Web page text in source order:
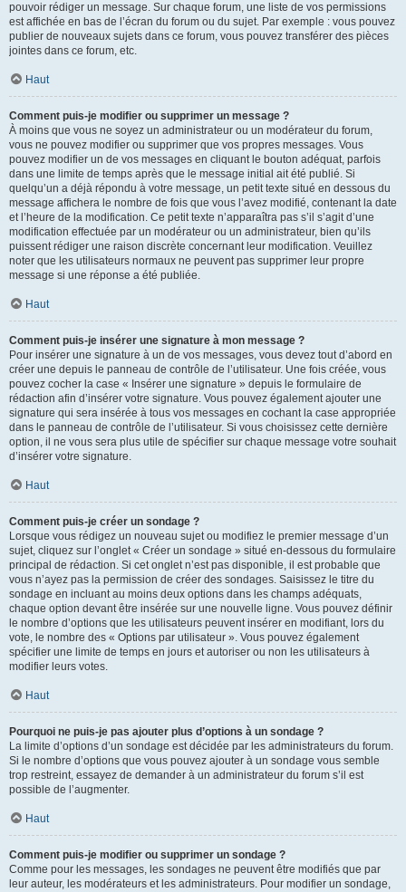
pouvoir rédiger un message. Sur chaque forum, une liste de vos permissions
est affichée en bas de l’écran du forum ou du sujet. Par exemple : vous pouvez
publier de nouveaux sujets dans ce forum, vous pouvez transférer des pièces
jointes dans ce forum, etc.
Haut
Comment puis-je modifier ou supprimer un message ?
À moins que vous ne soyez un administrateur ou un modérateur du forum,
vous ne pouvez modifier ou supprimer que vos propres messages. Vous
pouvez modifier un de vos messages en cliquant le bouton adéquat, parfois
dans une limite de temps après que le message initial ait été publié. Si
quelqu’un a déjà répondu à votre message, un petit texte situé en dessous du
message affichera le nombre de fois que vous l’avez modifié, contenant la date
et l’heure de la modification. Ce petit texte n’apparaîtra pas s’il s’agit d’une
modification effectuée par un modérateur ou un administrateur, bien qu’ils
puissent rédiger une raison discrète concernant leur modification. Veuillez
noter que les utilisateurs normaux ne peuvent pas supprimer leur propre
message si une réponse a été publiée.
Haut
Comment puis-je insérer une signature à mon message ?
Pour insérer une signature à un de vos messages, vous devez tout d’abord en
créer une depuis le panneau de contrôle de l’utilisateur. Une fois créée, vous
pouvez cocher la case « Insérer une signature » depuis le formulaire de
rédaction afin d’insérer votre signature. Vous pouvez également ajouter une
signature qui sera insérée à tous vos messages en cochant la case appropriée
dans le panneau de contrôle de l’utilisateur. Si vous choisissez cette dernière
option, il ne vous sera plus utile de spécifier sur chaque message votre souhait
d’insérer votre signature.
Haut
Comment puis-je créer un sondage ?
Lorsque vous rédigez un nouveau sujet ou modifiez le premier message d’un
sujet, cliquez sur l’onglet « Créer un sondage » situé en-dessous du formulaire
principal de rédaction. Si cet onglet n’est pas disponible, il est probable que
vous n’ayez pas la permission de créer des sondages. Saisissez le titre du
sondage en incluant au moins deux options dans les champs adéquats,
chaque option devant être insérée sur une nouvelle ligne. Vous pouvez définir
le nombre d’options que les utilisateurs peuvent insérer en modifiant, lors du
vote, le nombre des « Options par utilisateur ». Vous pouvez également
spécifier une limite de temps en jours et autoriser ou non les utilisateurs à
modifier leurs votes.
Haut
Pourquoi ne puis-je pas ajouter plus d’options à un sondage ?
La limite d’options d’un sondage est décidée par les administrateurs du forum.
Si le nombre d’options que vous pouvez ajouter à un sondage vous semble
trop restreint, essayez de demander à un administrateur du forum s’il est
possible de l’augmenter.
Haut
Comment puis-je modifier ou supprimer un sondage ?
Comme pour les messages, les sondages ne peuvent être modifiés que par
leur auteur, les modérateurs et les administrateurs. Pour modifier un sondage,